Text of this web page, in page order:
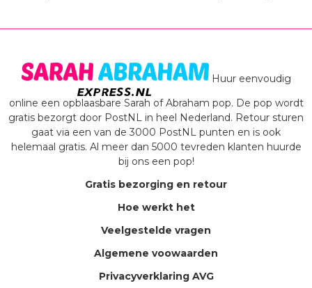
Huur eenvoudig
online een opblaasbare Sarah of Abraham pop. De pop wordt
gratis bezorgt door PostNL in heel Nederland. Retour sturen
gaat via een van de 3000 PostNL punten en is ook
helemaal gratis. Al meer dan 5000 tevreden klanten huurde
bij ons een pop!
Gratis bezorging en retour
Hoe werkt het
Veelgestelde vragen
Algemene voowaarden
Privacyverklaring AVG